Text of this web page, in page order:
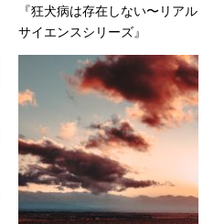
『狂犬病は存在しない〜リアル
サイエンスシリーズ』